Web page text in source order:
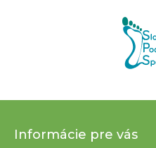
Informácie pre vás